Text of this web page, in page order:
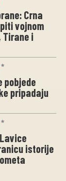
Crna
vojnom
Tirane i
pobjede
pripadaju
istorije